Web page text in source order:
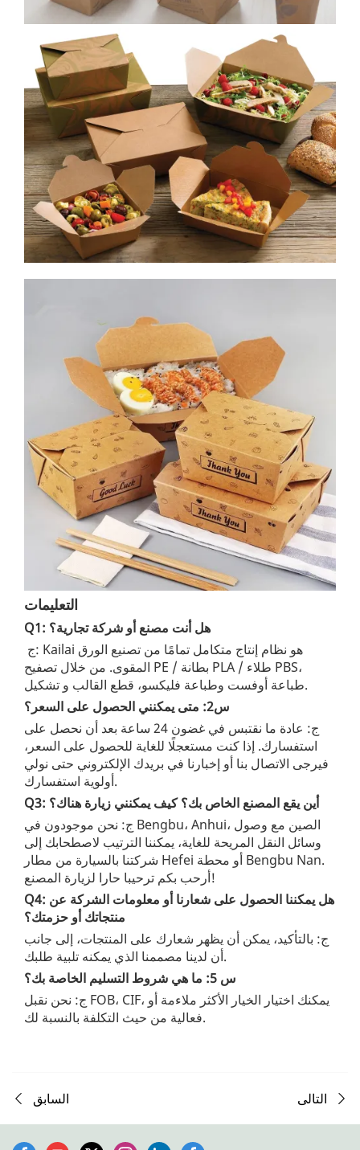
التعليمات
Q1: هل أنت مصنع أو شركة تجارية؟
المقوى. من خلال تصفيح PE / بطانة PLA / طلاء PBS،
طباعة أوفست وطباعة فليكسو، قطع القالب و تشكيل.
ج: عادة ما نقتبس في غضون 24 ساعة بعد أن نحصل على
استفسارك. إذا كنت مستعجلًا للغاية للحصول على السعر،
فيرجى الاتصال بنا أو إخبارنا في بريدك الإلكتروني حتى نولي
أولوية استفسارك.
Q3: أين يقع المصنع الخاص بك؟ كيف يمكنني زيارة هناك؟
ج: نحن موجودون في Bengbu، Anhui، الصين مع وصول
وسائل النقل المريحة للغاية، يمكننا الترتيب لاصطحابك إلى
شركتنا بالسيارة من مطار Hefei أو محطة Bengbu Nan.
أرحب بكم ترحيبا حارا لزيارة المصنع!
Q4: هل يمكننا الحصول على شعارنا أو معلومات الشركة عن
ج: بالتأكيد، يمكن أن يظهر شعارك على المنتجات، إلى جانب
أن لدينا مصممنا الذي يمكنه تلبية طلبك.
ج: نحن نقبل FOB، CIF، يمكنك اختيار الخيار الأكثر ملاءمة أو
فعالية من حيث التكلفة بالنسبة لك.
السابق التالى